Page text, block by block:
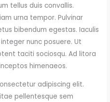
tellus duis convallis.
urna tempor. Pulvinar
bibendum egestas. Iaculis
nunc posuere. Ut
taciti sociosqu. Ad litora
himenaeos.
adipiscing elit.
pellentesque sem